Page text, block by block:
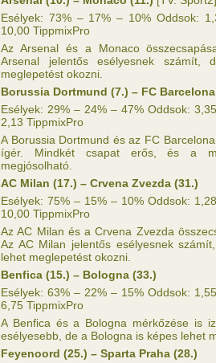
Esélyek: 73% – 17% – 10% Oddsok:
10,00 TippmixPro
Az Arsenal és a Monaco
Arsenal jelentős esélyesnek
meglepetést okozni.
Borussia Dortmund (7.) – FC
Esélyek: 29% – 24% – 47% Oddsok:
2,13 TippmixPro
A Borussia Dortmund és az FC
ígér. Mindkét csapat erős, és a
megjósolható.
AC Milan (17.) – Crvena Zvezda (31.)
Esélyek: 75% – 15% – 10% Oddsok:
10,00 TippmixPro
Az AC Milan és a Crvena Zvezda
Az AC Milan jelentős esélyesnek
lehet meglepetést okozni.
Benfica (15.) – Bologna (33.)
Esélyek: 63% – 22% – 15% Oddsok:
6,75 TippmixPro
A Benfica és a Bologna mérkőzése is
esélyesebb, de a Bologna is képes lehet
Feyenoord (25.) – Sparta Praha (28.)